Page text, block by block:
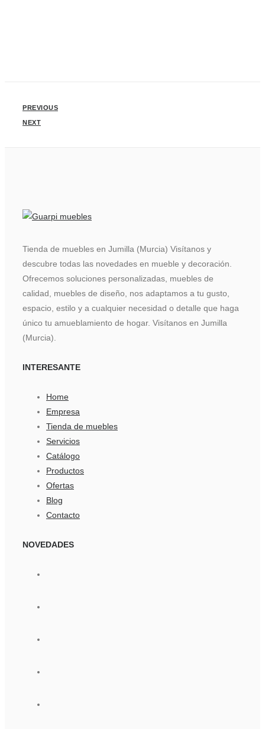
PREVIOUS
NEXT
Tienda de muebles en Jumilla (Murcia) Visítanos y
descubre todas las novedades en mueble y decoración.
Ofrecemos soluciones personalizadas, muebles de
calidad, muebles de diseño, nos adaptamos a tu gusto,
espacio, estilo y a cualquier necesidad o detalle que haga
único tu amueblamiento de hogar. Visítanos en Jumilla
(Murcia).
INTERESANTE
Home
Empresa
Tienda de muebles
Servicios
Catálogo
Productos
Ofertas
Blog
Contacto
NOVEDADES